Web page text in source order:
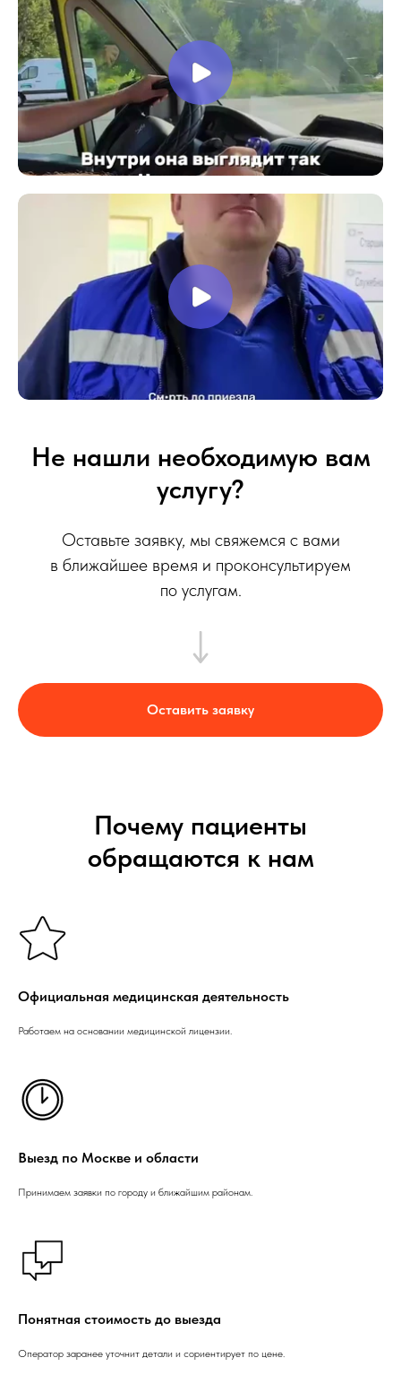
Не нашли необходимую вам
услугу?
Оставьте заявку, мы свяжемся с вами
в ближайшее время и проконсультируем
по услугам.
Оставить заявку
Почему пациенты
обращаются к нам
Официальная медицинская деятельность
Работаем на основании медицинской лицензии.
Выезд по Москве и области
Принимаем заявки по городу и ближайшим районам.
Понятная стоимость до выезда
Оператор заранее уточнит детали и сориентирует по цене.